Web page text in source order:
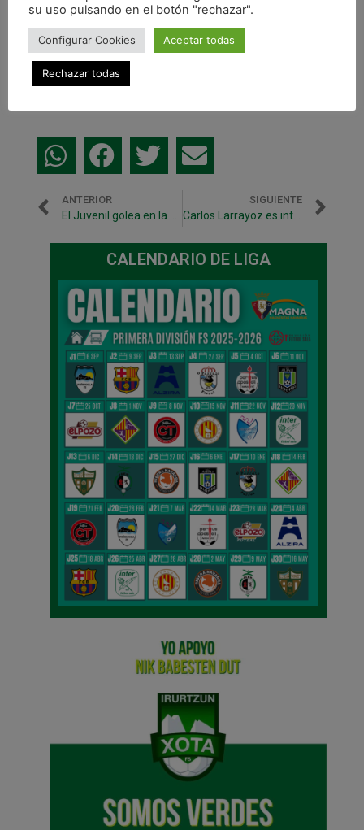
Las locales decidieron ir a por el empate y sacaron
portero jugador. Sin embargo, un desajuste en la
salida de balón hizo que Rebe robara el balón,
regateara a la portera y rematara a placer, dándole
ANTERIOR SIGUIENTE
Carlos Larrayoz es intervenido con éxito en la Clínica Universidad de Navarra
CALENDARIO DE LIGA
su uso pulsando en el botón "rechazar".
Configurar Cookies Aceptar todas
Rechazar todas